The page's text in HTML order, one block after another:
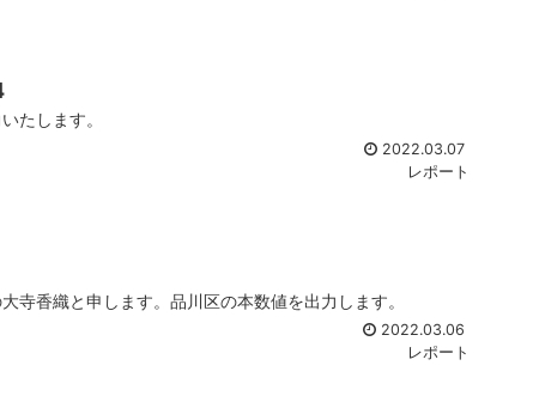
たします。
2022.03.07
レポート
寺香織と申します。品川区の本数値を出力します。
2022.03.06
レポート